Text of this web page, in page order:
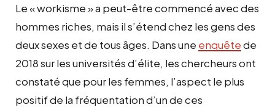
Le « workisme » a peut-être commencé avec des
hommes riches, mais il s’étend chez les gens des
deux sexes et de tous âges. Dans une enquêtede
2018 sur les universités d’élite, les chercheurs ont
constaté que pour les femmes, l’aspect le plus
positif de la fréquentation d’un de ces